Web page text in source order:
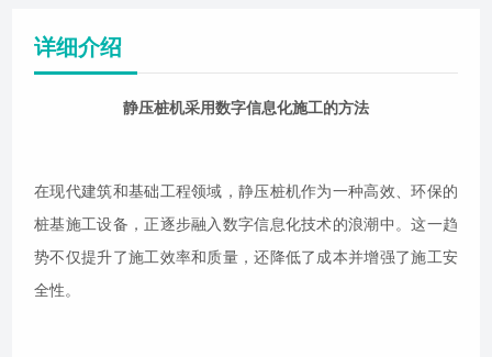
详细介绍
静压桩机采用数字信息化施工的方法
在现代建筑和基础工程领域，静压桩机作为一种高效、环保的
桩基施工设备，正逐步融入数字信息化技术的浪潮中。这一趋
势不仅提升了施工效率和质量，还降低了成本并增强了施工安
全性。